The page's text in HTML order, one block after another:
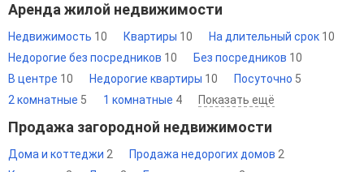
Аренда жилой недвижимости
Недвижимость 10 Квартиры 10 На длительный срок 10
Недорогие без посредников 10 Без посредников 10
В центре 10 Недорогие квартиры 10 Посуточно 5
2 комнатные 5 1 комнатные 4 Показать ещё
Продажа загородной недвижимости
Дома и коттеджи 2 Продажа недорогих домов 2